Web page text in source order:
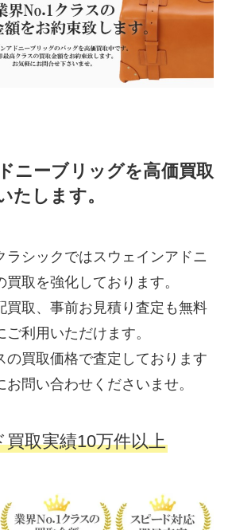
ニーブリッグを高価買取
たします。
ラシックではスウェインアドニ
買取を強化しております。
買取、事前お見積り査定も無料
ご利用いただけます。
の買取価格で査定しております
問い合わせくださいませ。
取実績10万件以上